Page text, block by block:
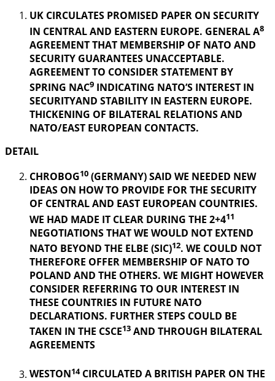
UK CIRCULATES PROMISED PAPER ON SECURITY
IN CENTRAL AND EASTERN EUROPE. GENERAL A8
AGREEMENT THAT MEMBERSHIP OF NATO AND
SECURITY GUARANTEES UNACCEPTABLE.
AGREEMENT TO CONSIDER STATEMENT BY
SPRING NAC9 INDICATING NATO’S INTEREST IN
SECURITYAND STABILITY IN EASTERN EUROPE.
THICKENING OF BILATERAL RELATIONS AND
NATO/EAST EUROPEAN CONTACTS.
DETAIL
CHROBOG10 (GERMANY) SAID WE NEEDED NEW
IDEAS ON HOW TO PROVIDE FOR THE SECURITY
OF CENTRAL AND EAST EUROPEAN COUNTRIES.
WE HAD MADE IT CLEAR DURING THE 2+411
NEGOTIATIONS THAT WE WOULD NOT EXTEND
NATO BEYOND THE ELBE (SIC)12. WE COULD NOT
THEREFORE OFFER MEMBERSHIP OF NATO TO
POLAND AND THE OTHERS. WE MIGHT HOWEVER
CONSIDER REFERRING TO OUR INTEREST IN
THESE COUNTRIES IN FUTURE NATO
DECLARATIONS. FURTHER STEPS COULD BE
TAKEN IN THE CSCE13 AND THROUGH BILATERAL
AGREEMENTS
WESTON14CIRCULATED A BRITISH PAPER ON THE